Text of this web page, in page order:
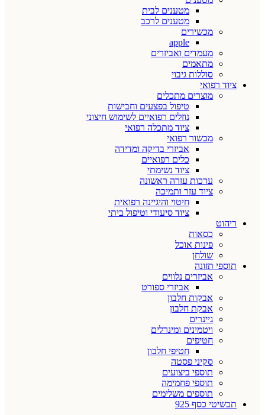
מטענים לבית
מטענים לרכב
מכשירים
apple
מעמדים ואביזרים
מתאמים
סוללות גיבוי
ציוד רפואי
מוצרים מתכלים
טיפול בפצעים וחבישות
נוזלים רפואיים לשימוש חיצוני
ציוד מתכלה רפואי
מכשור רפואי
אביזרי בדיקה ומדידה
כלים רפואיים
ציוד נשימתי
ערכות עזרה ראשונה
ציוד עזר ותמיכה
חיטוי והיגיינה רפואית
ציוד סיעודי וטיפול ביתי
ריהוט
כסאות
פינות אוכל
שולחן
תוספי תזונה
אביזרים נלווים
אביזרי ספורט
אבקות חלבון
אבקת חלבון
גיינרים
ויטמינים ומינרלים
חטיפים
חטיפי חלבון
סקיני פסטה
תוספי ביצועים
תוספי פחמימה
תוספים משלימים
תכשיטי כסף 925